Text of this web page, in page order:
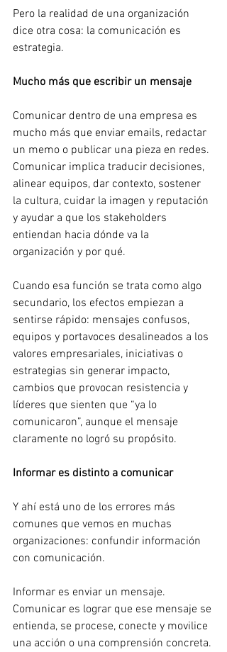
Pero la realidad de una organización
dice otra cosa: la comunicación es
estrategia.
Mucho más que escribir un mensaje
Comunicar dentro de una empresa es
mucho más que enviar emails, redactar
un memo o publicar una pieza en redes.
Comunicar implica traducir decisiones,
alinear equipos, dar contexto, sostener
la cultura, cuidar la imagen y reputación
y ayudar a que los stakeholders
entiendan hacia dónde va la
organización y por qué.
Cuando esa función se trata como algo
secundario, los efectos empiezan a
sentirse rápido: mensajes confusos,
equipos y portavoces desalineados a los
valores empresariales, iniciativas o
estrategias sin generar impacto,
cambios que provocan resistencia y
líderes que sienten que “ya lo
comunicaron”, aunque el mensaje
claramente no logró su propósito.
Informar es distinto a comunicar
Y ahí está uno de los errores más
comunes que vemos en muchas
organizaciones: confundir información
con comunicación.
Informar es enviar un mensaje.
Comunicar es lograr que ese mensaje se
entienda, se procese, conecte y movilice
una acción o una comprensión concreta.